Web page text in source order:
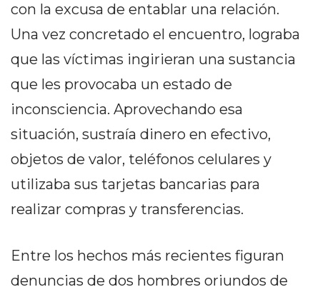
DE
PERGAMINO
LOS
PRECIOS
EN
SUPLEMENTOS
EN
PERGAMINO
SUPLEMENTOS
PERGAMINO:
LOS
con la excusa de entablar una relación.
Una vez concretado el encuentro, lograba
que las víctimas ingirieran una sustancia
que les provocaba un estado de
inconsciencia. Aprovechando esa
situación, sustraía dinero en efectivo,
objetos de valor, teléfonos celulares y
utilizaba sus tarjetas bancarias para
realizar compras y transferencias.
Entre los hechos más recientes figuran
denuncias de dos hombres oriundos de